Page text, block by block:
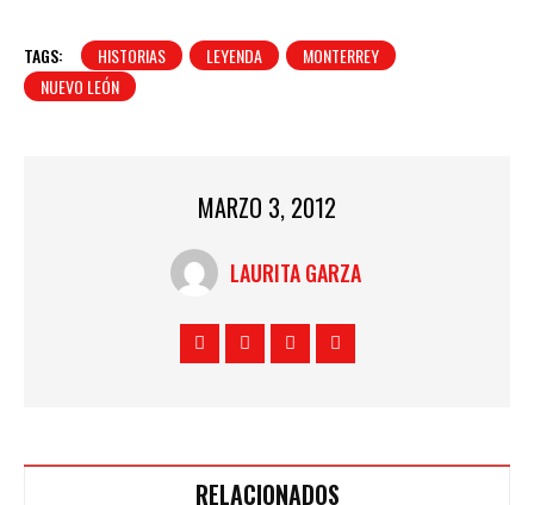
TAGS: HISTORIAS LEYENDA
MONTERREY
NUEVO LEÓN
MARZO 3, 2012
LAURITA GARZA
RELACIONADOS